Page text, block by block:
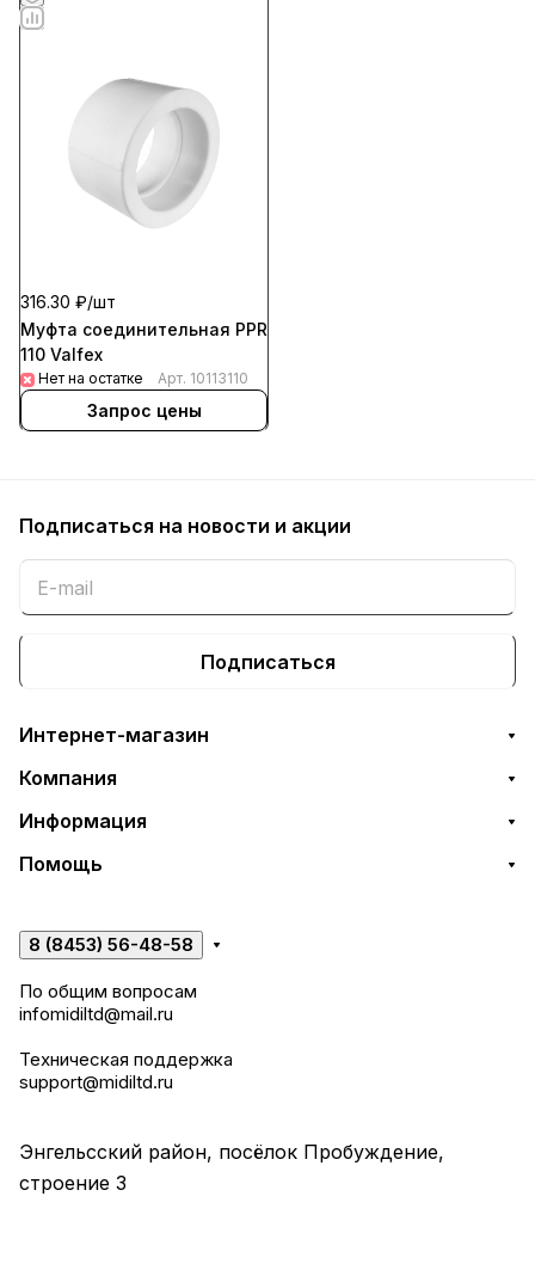
316.30 ₽/шт
Муфта соединительная РРR
110 Valfex
Нет на остатке Арт. 10113110
Запрос цены
Подписаться на новости и акции
Подписаться
Интернет-магазин
Компания
Информация
Помощь
8 (8453) 56-48-58
По общим вопросам
infomidiltd@mail.ru
Техническая поддержка
support@midiltd.ru
Энгельсский район, посёлок Пробуждение,
строение 3